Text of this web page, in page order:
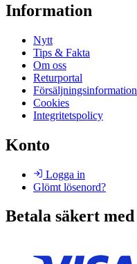
Information
Nytt
Tips & Fakta
Om oss
Returportal
Försäljningsinformation
Cookies
Integritetspolicy
Konto
Logga in
Glömt lösenord?
Betala säkert med